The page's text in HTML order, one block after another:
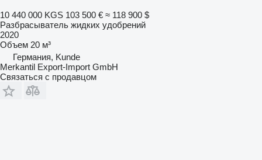
10 440 000 KGS 103 500 € ≈ 118 900 $
Разбрасыватель жидких удобрений
2020
Объем 20 м³
Германия, Kunde
Merkantil Export-Import GmbH
Связаться с продавцом